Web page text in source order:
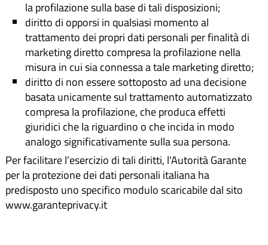
la profilazione sulla base di tali disposizioni;
diritto di opporsi in qualsiasi momento al
trattamento dei propri dati personali per finalità di
marketing diretto compresa la profilazione nella
misura in cui sia connessa a tale marketing diretto;
diritto di non essere sottoposto ad una decisione
basata unicamente sul trattamento automatizzato
compresa la profilazione, che produca effetti
giuridici che la riguardino o che incida in modo
analogo significativamente sulla sua persona.
Per facilitare l’esercizio di tali diritti, l'Autorità Garante
per la protezione dei dati personali italiana ha
predisposto uno specifico modulo scaricabile dal sito
www.garanteprivacy.it